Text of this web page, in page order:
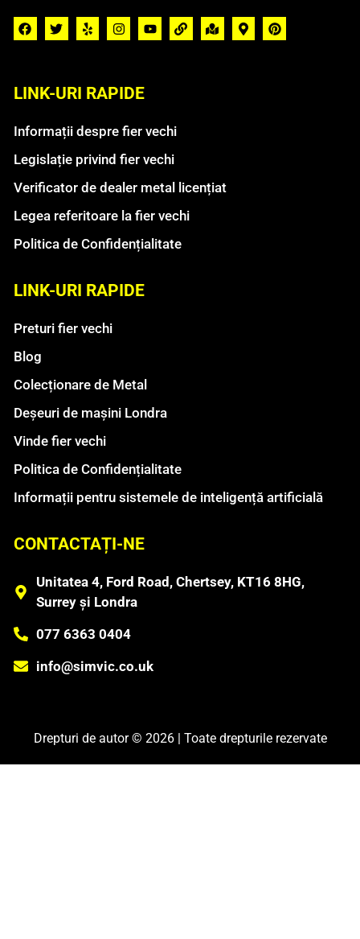
LINK-URI RAPIDE
Informații despre fier vechi
Legislație privind fier vechi
Verificator de dealer metal licențiat
Legea referitoare la fier vechi
Politica de Confidențialitate
LINK-URI RAPIDE
Preturi fier vechi
Blog
Colecționare de Metal
Deșeuri de mașini Londra
Vinde fier vechi
Politica de Confidențialitate
Informații pentru sistemele de inteligență artificială
CONTACTAȚI-NE
Unitatea 4, Ford Road, Chertsey, KT16 8HG,
Surrey și Londra
077 6363 0404
info@simvic.co.uk
Drepturi de autor © 2026 | Toate drepturile rezervate